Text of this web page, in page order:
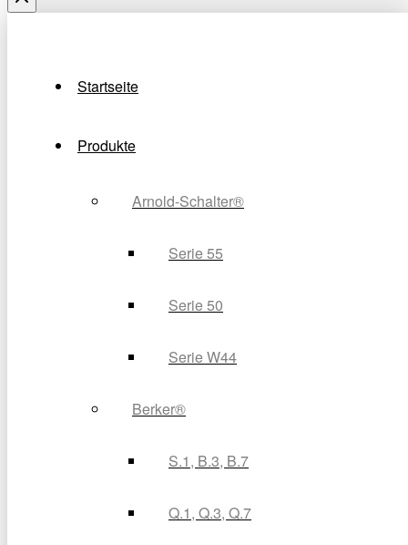
Startseite
Produkte
Arnold-Schalter®
Serie 55
Serie 50
Serie W44
Berker®
S.1, B.3, B.7
Q.1, Q.3, Q.7